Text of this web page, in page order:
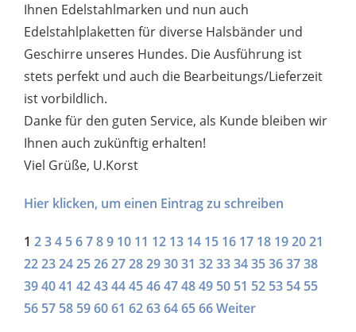
Ihnen Edelstahlmarken und nun auch
Edelstahlplaketten für diverse Halsbänder und
Geschirre unseres Hundes. Die Ausführung ist
stets perfekt und auch die Bearbeitungs/Lieferzeit
ist vorbildlich.
Danke für den guten Service, als Kunde bleiben wir
Ihnen auch zukünftig erhalten!
Viel Grüße, U.Korst
Hier klicken, um einen Eintrag zu schreiben
1 234 56789 10 11 12 13 14 15 16 17 18 192021
22232425262728293031 32333435363738
394041 4243444546474849 50 51 52 53 54 55
56 57 58 596061 6263646566Weiter